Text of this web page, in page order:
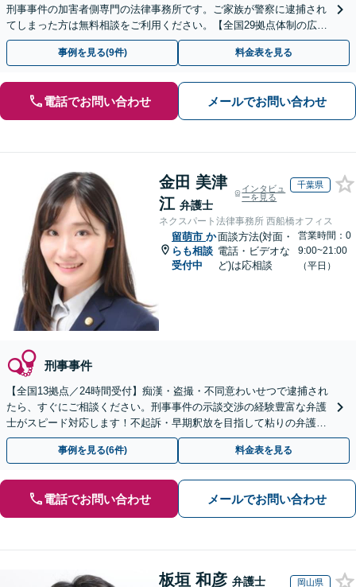
刑事事件の加害者側専門の法律事務所です。ご家族が警察に逮捕され
てしまった方は無料相談をご利用ください。【全国29拠点体制の広域
対応】【弁護士待機中/当日中の電話相談可(予約制)】
事例を見る(9件) 料金表を見る
電話でお問い合わせ メールでお問い合わせ
金田 美津
江 弁護士
インタビュ
ーを見る
千葉県
ネクスパート法律事務所 西船橋オフィス
留萌市 か
らも相談
受付中
面談方法(対面・
電話・ビデオな
ど)は応相談
営業時間：0
9:00~21:00
（平日）
刑事事件
【全国13拠点／24時間受付】痴漢・盗撮・不同意わいせつで逮捕され
たら、すぐにご相談ください。刑事事件の示談交渉の経験豊富な弁護
士がスピード対応します！不起訴・早期釈放を目指して粘りの弁護活
動を行います。
事例を見る(6件) 料金表を見る
電話でお問い合わせ メールでお問い合わせ
板垣 和彦 弁護士 岡山県